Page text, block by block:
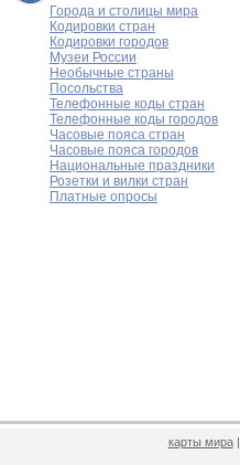
Города и столицы мира
Кодировки стран
Кодировки городов
Музеи России
Необычные страны
Посольства
Телефонные коды стран
Телефонные коды городов
Часовые пояса стран
Часовые пояса городов
Национальные праздники
Розетки и вилки стран
Платные опросы
карты мира|